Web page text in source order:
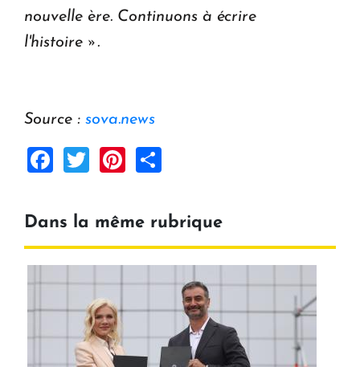
nouvelle ère. Continuons à écrire
l'histoire ».
Source : sova.news
Facebook
TwitterPinterest
Dans la même rubrique